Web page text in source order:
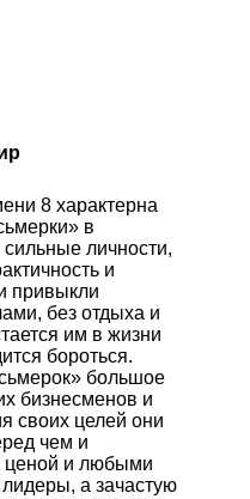
8 характерна
в
личности,
и
привыкли
без отдыха и
им в жизни
бороться.
большое
бизнесменов и
своих целей они
чем и
ценой и любыми
а зачастую